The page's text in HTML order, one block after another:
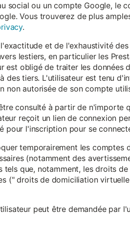
social ou un compte Google, le
Vous trouverez de plus
.
et de l'exhaustivité
lestiers, en particulier les
est obligé de traiter les
des tiers. L'utilisateur est tenu
non autorisée de son compte
consulté à partir de n'importe
reçoit un lien de connexion
pour l'inscription pour se
temporairement les comptes
(notamment des
que, notamment, les droits
(" droits de domiciliation
peut être demandée par